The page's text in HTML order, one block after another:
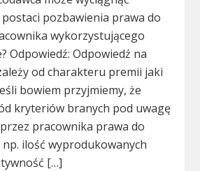
pozbawienia prawa do
wykorzystującego
Odpowiedź: Odpowiedź na
od charakteru premii jaki
bowiem przyjmiemy, że
kryteriów branych pod uwagę
pracownika prawa do
ilość wyprodukowanych
[…]